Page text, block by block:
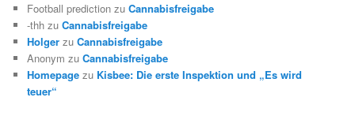
Football prediction zuCannabisfreigabe
-thh zuCannabisfreigabe
Holger zuCannabisfreigabe
Anonym zuCannabisfreigabe
Homepage zu Kisbee: Die erste Inspektion und „Es wird
teuer“